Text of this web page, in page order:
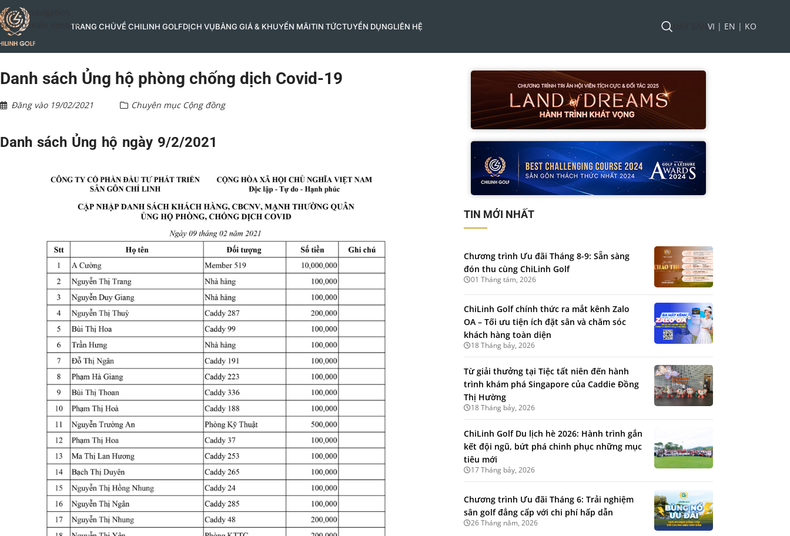
Skip to navigation
Skip to main contentTRANG CHỦVỀ CHILINH GOLFDỊCH VỤBẢNG GIÁ & KHUYẾN MÃITIN TỨCTUYỂN DỤNGLIÊN HỆ VI | EN | KO
Danh sách Ủng hộ phòng chống dịch Covid-19
Đăng vào 19/02/2021 Chuyên mục Cộng đồng
Danh sách Ủng hộ ngày 9/2/2021
TIN MỚI NHẤT
Chương trình Ưu đãi Tháng 8-9: Sẵn sàng
đón thu cùng ChiLinh Golf
01 Tháng tám, 2026
ChiLinh Golf chính thức ra mắt kênh Zalo
OA – Tối ưu tiện ích đặt sân và chăm sóc
khách hàng toàn diện
18 Tháng bảy, 2026
Từ giải thưởng tại Tiệc tất niên đến hành
trình khám phá Singapore của Caddie Đồng
Thị Hường
18 Tháng bảy, 2026
ChiLinh Golf Du lịch hè 2026: Hành trình gắn
kết đội ngũ, bứt phá chinh phục những mục
tiêu mới
17 Tháng bảy, 2026
Chương trình Ưu đãi Tháng 6: Trải nghiệm
sân golf đẳng cấp với chi phí hấp dẫn
26 Tháng năm, 2026